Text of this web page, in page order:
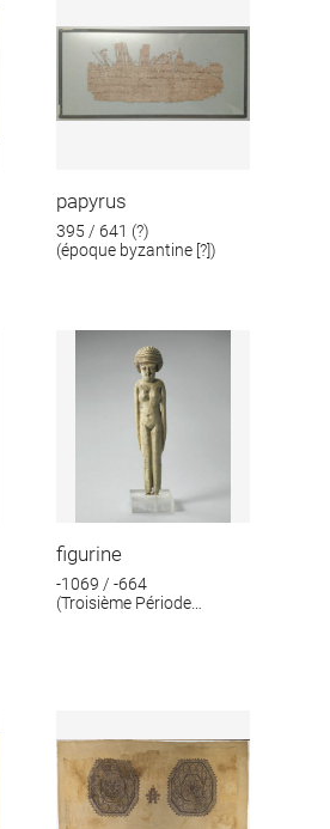
papyrus
395 / 641 (?)
(époque byzantine [?])
figurine
-1069 / -664
(Troisième Période